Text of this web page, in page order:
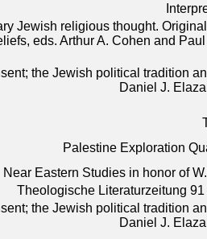
Jewish religious thought.
eds. Arthur A. Cohen and
the Jewish political tradition
Daniel J.
Palestine Exploration
Near Eastern Studies in honor of
Theologische Literaturzeitung
the Jewish political tradition
Daniel J.